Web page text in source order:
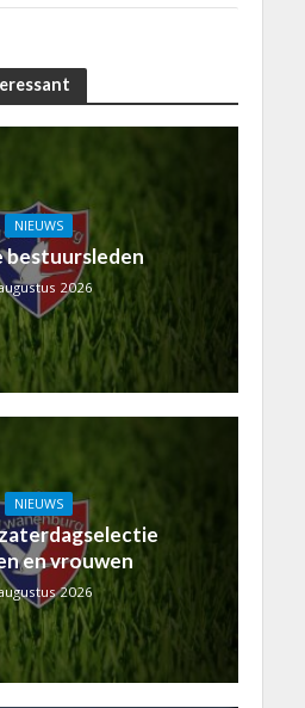
NIEUWS
bestuursleden
2026
NIEUWS
en vrouwen
2026